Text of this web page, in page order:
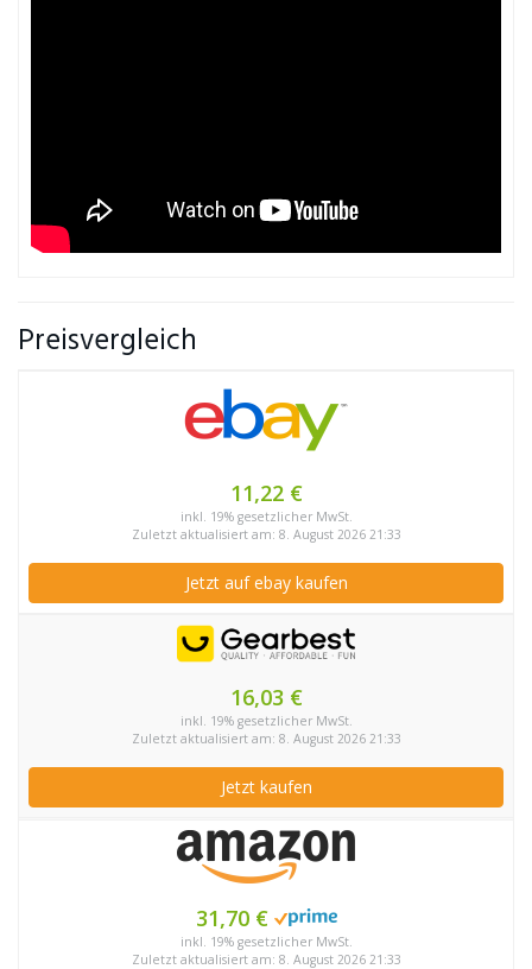
Preisvergleich
11,22 €
inkl. 19% gesetzlicher MwSt.
Zuletzt aktualisiert am: 8. August 2026 21:33
Jetzt auf ebay kaufen
16,03 €
inkl. 19% gesetzlicher MwSt.
Zuletzt aktualisiert am: 8. August 2026 21:33
Jetzt kaufen
31,70 €
inkl. 19% gesetzlicher MwSt.
Zuletzt aktualisiert am: 8. August 2026 21:33